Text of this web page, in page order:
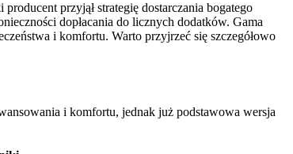
przyjął strategię dostarczania bogatego
dopłacania do licznych dodatków. Gama
i komfortu. Warto przyjrzeć się szczegółowo
i komfortu, jednak już podstawowa wersja